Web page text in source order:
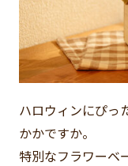
ハロウィンにぴっ
かかですか。
特別なフラワーベ